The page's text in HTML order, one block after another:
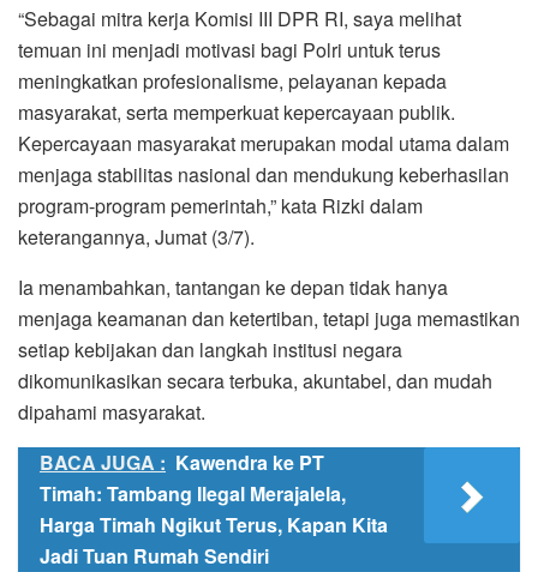
“Sebagai mitra kerja Komisi III DPR RI, saya melihat
temuan ini menjadi motivasi bagi Polri untuk terus
meningkatkan profesionalisme, pelayanan kepada
masyarakat, serta memperkuat kepercayaan publik.
Kepercayaan masyarakat merupakan modal utama dalam
menjaga stabilitas nasional dan mendukung keberhasilan
program-program pemerintah,” kata Rizki dalam
keterangannya, Jumat (3/7).
Ia menambahkan, tantangan ke depan tidak hanya
menjaga keamanan dan ketertiban, tetapi juga memastikan
setiap kebijakan dan langkah institusi negara
dikomunikasikan secara terbuka, akuntabel, dan mudah
dipahami masyarakat.
BACA JUGA : Kawendra ke PT
Timah: Tambang Ilegal Merajalela,
Harga Timah Ngikut Terus, Kapan Kita
Jadi Tuan Rumah Sendiri